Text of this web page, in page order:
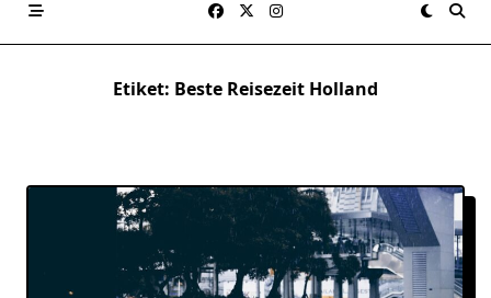
Etiket: Beste Reisezeit Holland